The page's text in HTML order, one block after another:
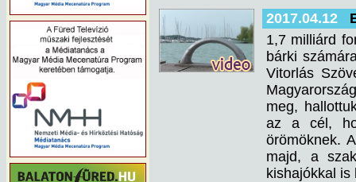
2017.04.12
1,7 milliárd
bárki
Vitorlás
meg,
az a cél,
örömöknek.
majd, a
kishajókkal is